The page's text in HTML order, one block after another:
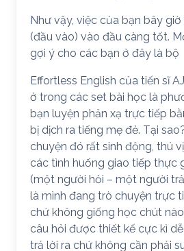
Như vậy, việc của bạn bây
(đầu vào) vào đầu càng tốt.
gợi ý cho các bạn ở đây là bộ
Effortless English của tiến sĩ
ở trong các set bài học là
bạn luyện phản xạ trực tiếp
bị dịch ra tiếng mẹ đẻ. Tại
chuyện đó rất sinh động, thú
các tình huống giao tiếp thực
(một người hỏi – một người
là mình đang trò chuyện trực
chứ không giống học chút
câu hỏi được thiết kế cực kì
trả lời ra chứ không cần phải